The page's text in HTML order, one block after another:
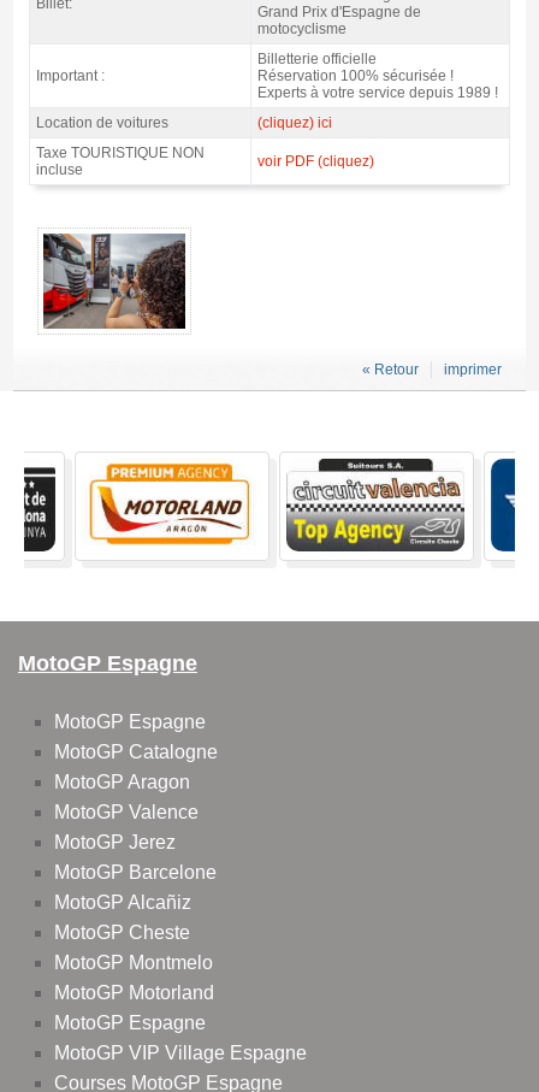
Billet:
Grand Prix d'Espagne de
motocyclisme
Important :
Billetterie officielle
Réservation 100% sécurisée !
Experts à votre service depuis 1989 !
Location de voitures
(cliquez) ici
Taxe TOURISTIQUE NON
incluse
voir PDF (cliquez)
imprimer
« Retour
MotoGP Espagne
MotoGP Espagne
MotoGP Catalogne
MotoGP Aragon
MotoGP Valence
MotoGP Jerez
MotoGP Barcelone
MotoGP Alcañiz
MotoGP Cheste
MotoGP Montmelo
MotoGP Motorland
MotoGP Espagne
MotoGP VIP Village Espagne
Courses MotoGP Espagne